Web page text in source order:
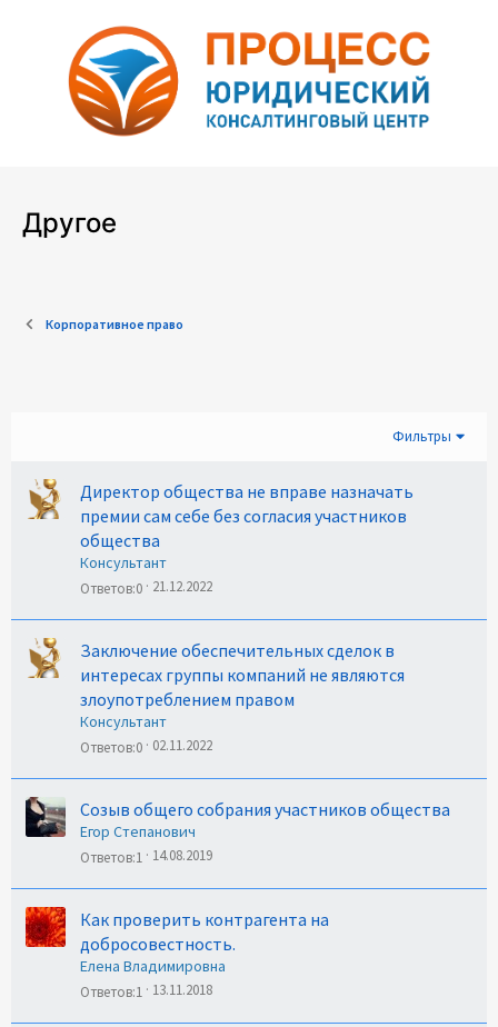
Другое
Корпоративное право
Фильтры
Директор общества не вправе назначать
премии сам себе без согласия участников
общества
Консультант
Ответов 0 21.12.2022
Заключение обеспечительных сделок в
интересах группы компаний не являются
злоупотреблением правом
Консультант
Ответов 0 02.11.2022
Созыв общего собрания участников общества
Егор Степанович
Ответов 1 14.08.2019
Как проверить контрагента на
добросовестность.
Елена Владимировна
Ответов 1 13.11.2018